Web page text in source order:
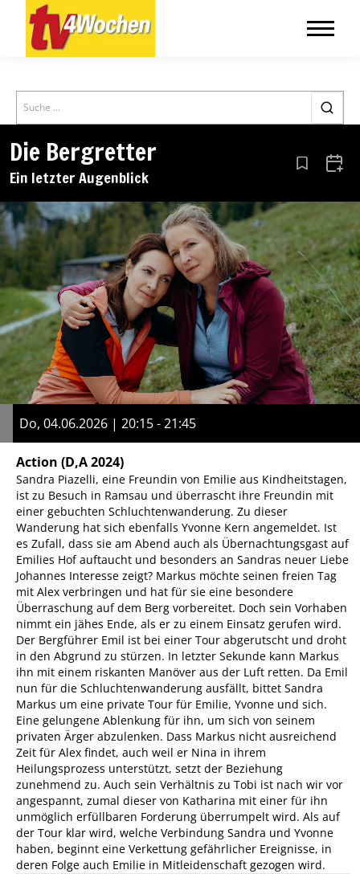
Search
Die Bergretter
Ein letzter Augenblick Aus den
Do, 04.06.2026 | 20:15 - 21:45
Action (D,A 2024)
Sandra Piazelli, eine Freundin von Emilie aus Kindheitstagen,
ist zu Besuch in Ramsau und überrascht ihre Freundin mit
einer gebuchten Schluchtenwanderung. Zu dieser
Wanderung hat sich ebenfalls Yvonne Kern angemeldet. Ist
es Zufall, dass sie am Abend auch als Übernachtungsgast auf
Emilies Hof auftaucht und besonders an Sandras neuer Liebe
Johannes Interesse zeigt? Markus möchte seinen freien Tag
mit Alex verbringen und hat für sie eine besondere
Überraschung auf dem Berg vorbereitet. Doch sein Vorhaben
nimmt ein jähes Ende, als er zu einem Einsatz gerufen wird.
Der Bergführer Emil ist bei einer Tour abgerutscht und droht
in den Abgrund zu stürzen. In letzter Sekunde kann Markus
ihn mit einem riskanten Manöver aus der Luft retten. Da Emil
nun für die Schluchtenwanderung ausfällt, bittet Sandra
Markus um eine private Tour für Emilie, Yvonne und sich.
Eine gelungene Ablenkung für ihn, um sich von seinem
privaten Ärger abzulenken. Dass Markus nicht ausreichend
Zeit für Alex findet, auch weil er Nina in ihrem
Heilungsprozess unterstützt, setzt der Beziehung
zunehmend zu. Auch sein Verhältnis zu Tobi ist nach wir vor
angespannt, zumal dieser von Katharina mit einer für ihn
unmöglich erfüllbaren Forderung überrumpelt wird. Als auf
der Tour klar wird, welche Verbindung Sandra und Yvonne
haben, beginnt eine Verkettung gefährlicher Ereignisse, in
deren Folge auch Emilie in Mitleidenschaft gezogen wird.